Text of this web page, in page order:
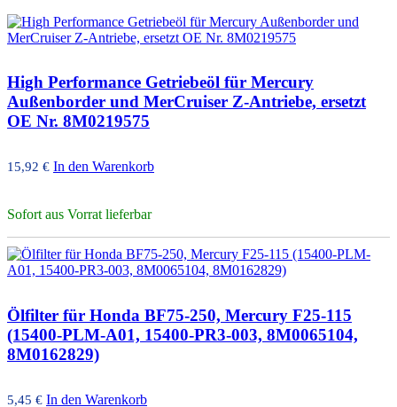
High Performance Getriebeöl für Mercury
Außenborder und MerCruiser Z-Antriebe, ersetzt
OE Nr. 8M0219575
15,92 € In den Warenkorb
Sofort aus Vorrat lieferbar
Ölfilter für Honda BF75-250, Mercury F25-115
(15400-PLM-A01, 15400-PR3-003, 8M0065104,
8M0162829)
5,45 € In den Warenkorb